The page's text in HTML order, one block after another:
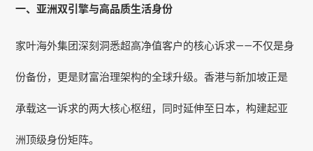
一、亚洲双引擎与高品质生活身份
家叶海外集团深刻洞悉超高净值客户的核心诉求——不仅是身
份备份，更是财富治理架构的全球升级。香港与新加坡正是
承载这一诉求的两大核心枢纽，同时延伸至日本，构建起亚
洲顶级身份矩阵。